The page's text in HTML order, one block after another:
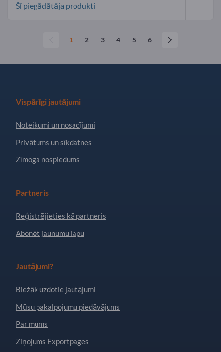
Šī piegādātāja produkti
1 2 3 4 5 6
Vispārīgi jautājumi
Noteikumi un nosacījumi
Privātums un sīkdatnes
Zīmoga nospiedums
Partneris
Reģistrējieties kā partneris
Abonēt jaunumu lapu
Jautājumi?
Biežāk uzdotie jautājumi
Mūsu pakalpojumu piedāvājums
Par mums
Ziņojums Exportpages